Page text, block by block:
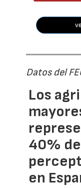
Datos del
Los
40%
en